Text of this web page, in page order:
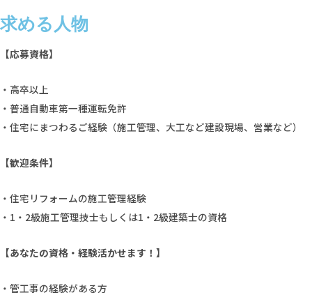
求める人物
【応募資格】
・高卒以上
・ 普通自動車第一種運転免許
・住宅にまつわるご経験（施工管理、大工など建設現場、営業など）
【歓迎条件】
・住宅リフォームの施工管理経験
・1・2級施工管理技士もしくは1・2級建築士の資格
【あなたの資格・経験活かせます！】
・管工事の経験がある方